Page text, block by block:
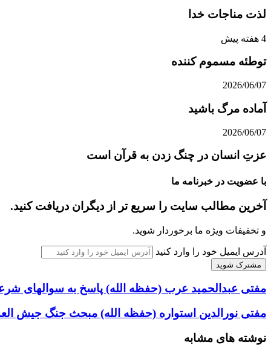
لذت مناجات خدا
4 هفته پیش
توطئه مسموم کننده
2026/06/07
آماده مرگ باشید
2026/06/07
عزتِ انسان در چنگ زدن به قرآن است
با عضویت در خبرنامه ما
آخرین مطالب سایت را سریع تر از دیگران دریافت کنید.
و تخفیفات ویژه ما برخوردار شوید.
آدرس ایمیل خود را وارد کنید
مفتی عبدالحمید عرب (حفظه الله) پاسخ به سوالهای
مفتی نورالدین استواره (حفظه الله) مبحث جنگ جیش
نوشته های مشابه